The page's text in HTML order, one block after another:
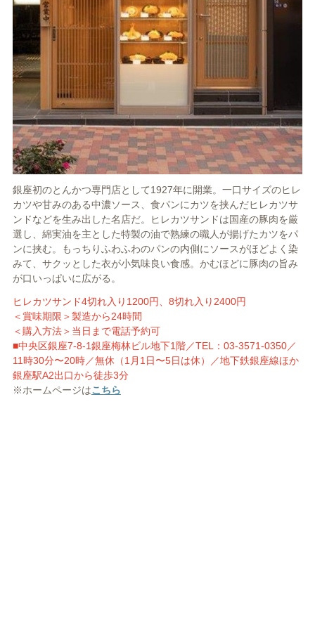
銀座初のとんかつ専門店として1927年に開業。一口サイズのヒレ
カツや甘みのある中濃ソース、食パンにカツを挟んだヒレカツサ
ンドなどを生み出した名店だ。ヒレカツサンドは国産の豚肉を厳
選し、綿実油を主とした特製の油で熟練の職人が揚げたカツをパ
ンに挟む。もっちりふわふわのパンの内側にソースがほどよく染
みて、サクッとした衣が小気味良い食感。かむほどに豚肉の旨み
が口いっぱいに広がる。
ヒレカツサンド4切れ入り1200円、8切れ入り2400円
＜賞味期限＞製造から24時間
＜購入方法＞当日まで電話予約可
■中央区銀座7-8-1銀座梅林ビル地下1階／TEL：03-3571-0350／
11時30分〜20時／無休（1月1日〜5日は休）／地下鉄銀座線ほか
銀座駅A2出口から徒歩3分
※ホームページはこちら